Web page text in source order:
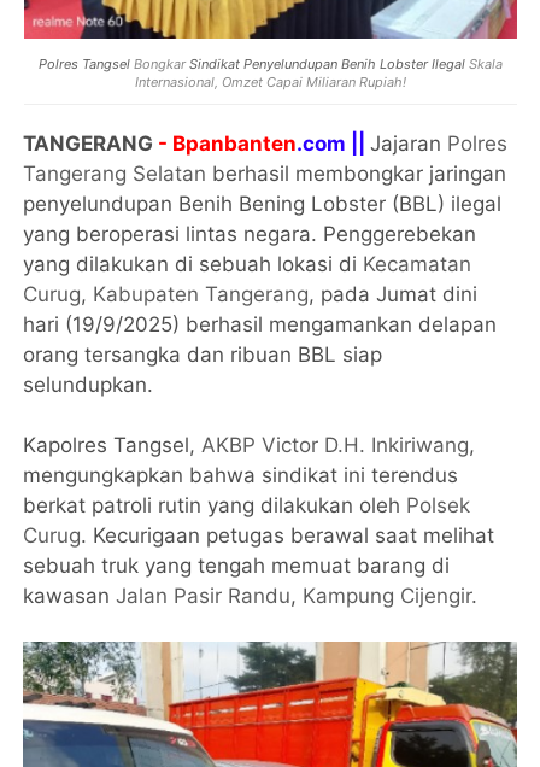
Polres TangselBongkarSindikat Penyelundupan Benih Lobster IlegalSkala
Internasional, Omzet Capai Miliaran Rupiah!
TANGERANG - Bpanbanten.com ||Jajaran Polres
Tangerang Selatan berhasil membongkar jaringan
penyelundupan Benih Bening Lobster (BBL) ilegal
yang beroperasi lintas negara. Penggerebekan
yang dilakukan di sebuah lokasi di Kecamatan
Curug, Kabupaten Tangerang, pada Jumat dini
hari (19/9/2025) berhasil mengamankan delapan
orang tersangka dan ribuan BBL siap
selundupkan.
Kapolres Tangsel, AKBP Victor D.H. Inkiriwang,
mengungkapkan bahwa sindikat ini terendus
berkat patroli rutin yang dilakukan oleh Polsek
Curug. Kecurigaan petugas berawal saat melihat
sebuah truk yang tengah memuat barang di
kawasanJalan Pasir Randu, Kampung Cijengir.